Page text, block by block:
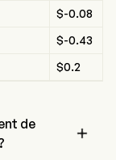
$-0.08
$-0.43
$0.2
de
